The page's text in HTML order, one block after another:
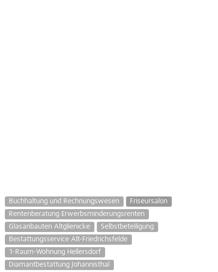
Buchhaltung und Rechnungswesen
Friseursalon
Rentenberatung Erwerbsminderungsrenten
Glasanbauten Altglienicke
Selbstbeteiligung
Bestattungsservice Alt-Friedrichsfelde
1-Raum-Wohnung Hellersdorf
Diamantbestattung Johannisthal